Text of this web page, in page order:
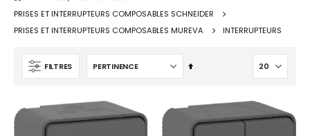
PRISES ET INTERRUPTEURS COMPOSABLES SCHNEIDER
PRISES ET INTERRUPTEURS COMPOSABLES MUREVA
INTERRUPTEURS
FILTRES
Par